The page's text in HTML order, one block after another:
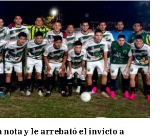
nota y le arrebató el invicto a